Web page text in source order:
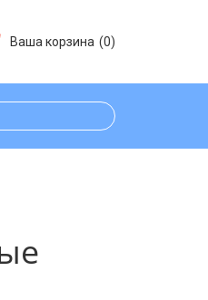
Ваша корзина (0)